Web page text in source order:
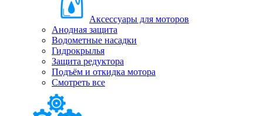
Аксессуары для моторов
Анодная защита
Водометные насадки
Гидрокрылья
Защита редуктора
Подъём и откидка мотора
Смотреть все